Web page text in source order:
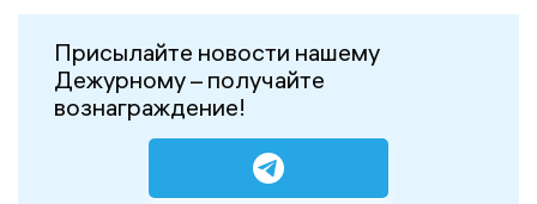
Присылайте новости нашему
Дежурному – получайте
вознаграждение!